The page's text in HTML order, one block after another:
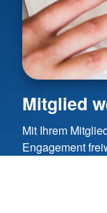
Mitglied
Mit Ihrem
Engagement